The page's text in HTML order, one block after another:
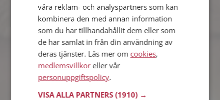
Söker man 38 - 49 år
Tror du Rlllh har ett fotoalbum på
Mötesplatsen? Bli medlem och kolla.
Det finns tusentals fotoalbum med
våra reklam- och analyspartners som kan
kombinera den med annan information
som du har tillhandahållit dem eller som
de har samlat in från din användning av
deras tjänster. Läs mer om cookies,
medlemsvillkoreller vår
personuppgiftspolicy.
VISA ALLA PARTNERS(1910) →